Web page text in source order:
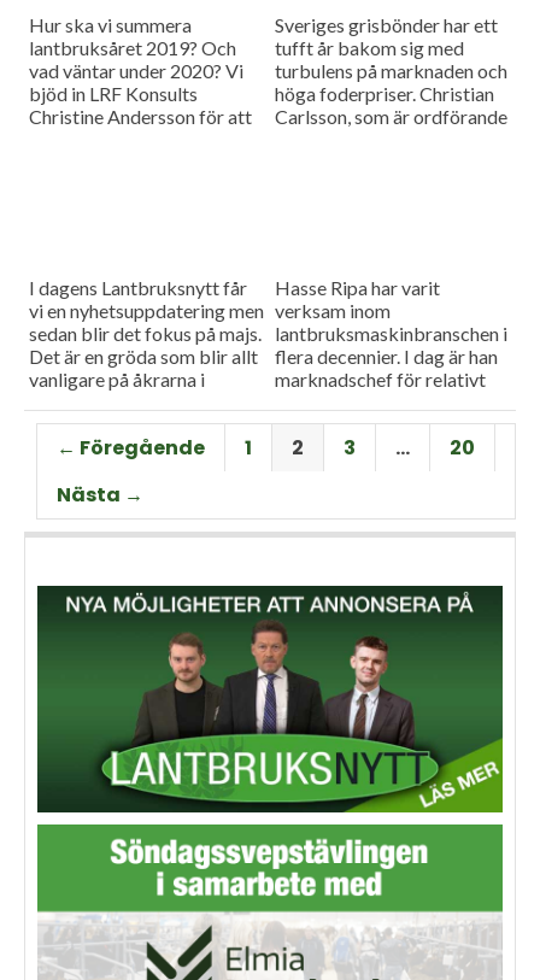
Hur ska vi summera
lantbruksåret 2019? Och
vad väntar under 2020? Vi
bjöd in LRF Konsults
Christine Andersson för att
Sveriges grisbönder har ett
tufft år bakom sig med
turbulens på marknaden och
höga foderpriser. Christian
Carlsson, som är ordförande
I dagens Lantbruksnytt får
vi en nyhetsuppdatering men
sedan blir det fokus på majs.
Det är en gröda som blir allt
vanligare på åkrarna i
som vet allt om majsens
fördelar, men också om
majsens utmaningar, är Hans
Thorell som började odla
grödan redan på 70-talet.
Hasse Ripa har varit
verksam inom
lantbruksmaskinbranschen i
flera decennier. I dag är han
marknadschef för relativt
Machinery med
huvudagenturen Claas. Hur
går det för Swedish Agro
← Föregående 1 2 3 …
20
Nästa →